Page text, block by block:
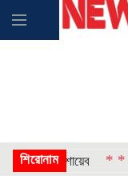
শিরোনাম
শোয়েব * * * *